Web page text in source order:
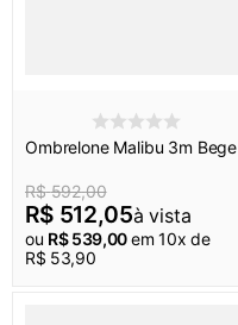
Ombrelone Malibu 3m Bege
R$ 592,00
R$ 512,05à vista
ou R$ 539,00em10x de
R$ 53,90